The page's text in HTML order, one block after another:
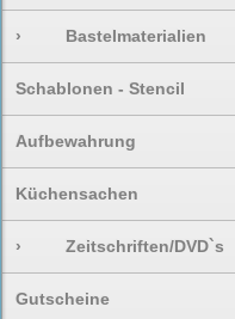
› Bastelmaterialien
Schablonen - Stencil
Aufbewahrung
Küchensachen
› Zeitschriften/DVD`s
Gutscheine